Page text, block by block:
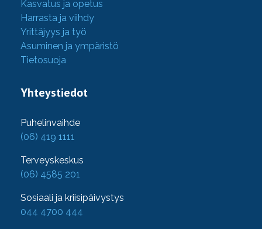
Kasvatus ja opetus
Harrasta ja viihdy
Yrittäjyys ja työ
Asuminen ja ympäristö
Tietosuoja
Yhteystiedot
Puhelinvaihde
(06) 419 1111
Terveyskeskus
(06) 4585 201
Sosiaali ja kriisipäivystys
044 4700 444